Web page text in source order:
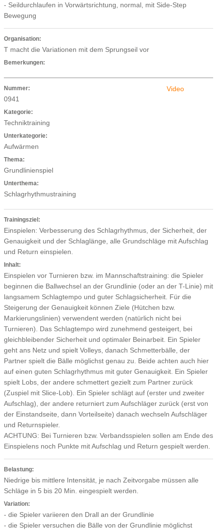
- Seildurchlaufen in Vorwärtsrichtung, normal, mit Side-Step
Bewegung
Organisation:
T macht die Variationen mit dem Sprungseil vor
Bemerkungen:
Nummer:
0941
Kategorie:
Techniktraining
Unterkategorie:
Aufwärmen
Thema:
Grundlinienspiel
Unterthema:
Schlagrhythmustraining
Video
Trainingsziel:
Einspielen: Verbesserung des Schlagrhythmus, der Sicherheit, der
Genauigkeit und der Schlaglänge, alle Grundschläge mit Aufschlag
und Return einspielen.
Inhalt:
Einspielen vor Turnieren bzw. im Mannschaftstraining: die Spieler
beginnen die Ballwechsel an der Grundlinie (oder an der T-Linie) mit
langsamem Schlagtempo und guter Schlagsicherheit. Für die
Steigerung der Genauigkeit können Ziele (Hütchen bzw.
Markierungslinien) verwendent werden (natürlich nicht bei
Turnieren). Das Schlagtempo wird zunehmend gesteigert, bei
gleichbleibender Sicherheit und optimaler Beinarbeit. Ein Spieler
geht ans Netz und spielt Volleys, danach Schmetterbälle, der
Partner spielt die Bälle möglichst genau zu. Beide achten auch hier
auf einen guten Schlagrhythmus mit guter Genauigkeit. Ein Spieler
spielt Lobs, der andere schmettert gezielt zum Partner zurück
(Zuspiel mit Slice-Lob). Ein Spieler schlägt auf (erster und zweiter
Aufschlag), der andere returniert zum Aufschläger zurück (erst von
der Einstandseite, dann Vorteilseite) danach wechseln Aufschläger
und Returnspieler.
ACHTUNG: Bei Turnieren bzw. Verbandsspielen sollen am Ende des
Einspielens noch Punkte mit Aufschlag und Return gespielt werden.
Belastung:
Niedrige bis mittlere Intensität, je nach Zeitvorgabe müssen alle
Schläge in 5 bis 20 Min. eingespielt werden.
Variation:
- die Spieler variieren den Drall an der Grundlinie
- die Spieler versuchen die Bälle von der Grundlinie möglichst